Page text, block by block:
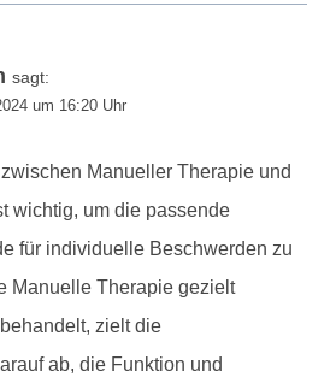
sagt:
um 16:20 Uhr
Manueller Therapie und
wichtig, um die passende
für individuelle Beschwerden zu
Manuelle Therapie gezielt
zielt die
ab, die Funktion und